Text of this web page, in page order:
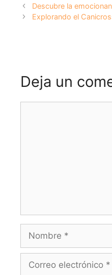
Descubre la
Explorando el
Deja un